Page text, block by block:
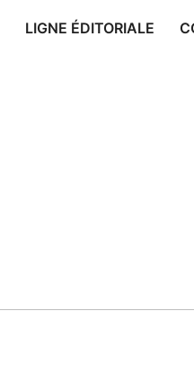
LIGNE ÉDITORIALE